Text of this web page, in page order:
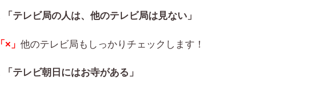
「テレビ局の人は、他のテレビ局は見ない」
「×」 他のテレビ局もしっかりチェックします！
「テレビ朝日にはお寺がある」